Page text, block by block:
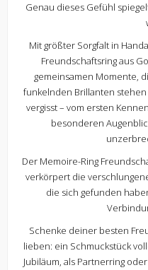
Genau dieses Gefühl
Mit größter Sorgfalt in
Freundschaftsring aus
gemeinsamen Momente,
funkelnden Brillanten
vergisst – vom ersten
besonderen
Der Memoire-Ring
verkörpert die
die sich gefunden
Schenke deiner besten
lieben: ein Schmuckstück
Jubiläum, als Partnerring